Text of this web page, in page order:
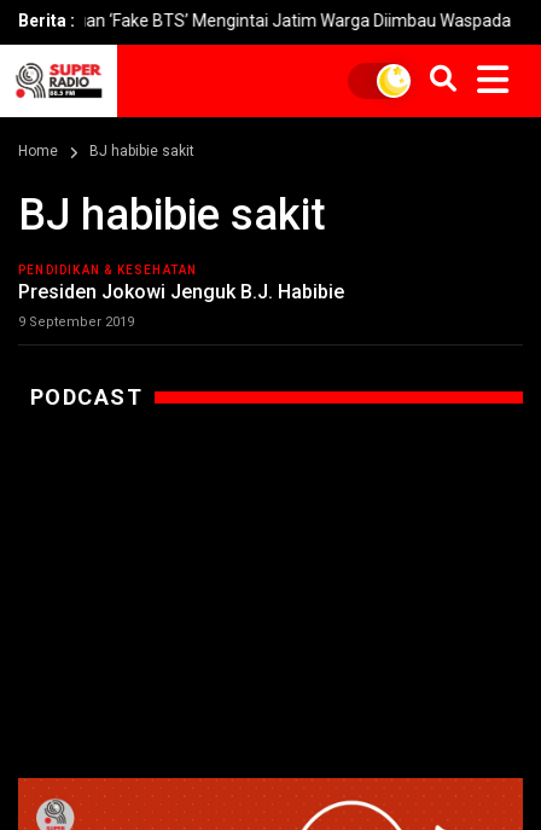
Berita :
‘Fake BTS’ Mengintai Jatim Warga Diimbau Waspada
Home BJ habibie sakit
BJ habibie sakit
PENDIDIKAN & KESEHATAN
Presiden Jokowi Jenguk B.J. Habibie
9 September 2019
PODCAST